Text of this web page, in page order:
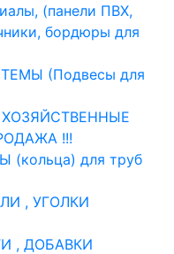
(панели ПВХ,
бордюры для
(Подвесы для
!!!
для труб
, УГОЛКИ
, ДОБАВКИ